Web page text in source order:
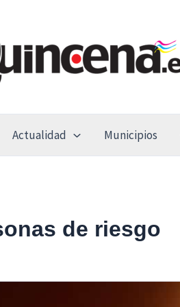
Actualidad Municipios
de riesgo